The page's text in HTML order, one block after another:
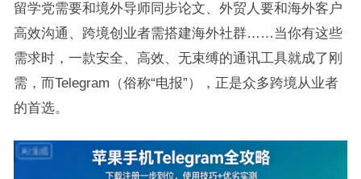
留学党需要和境外导师同步论文、外贸人要和海外客户
高效沟通、跨境创业者需搭建海外社群……当你有这些
需求时，一款安全、高效、无束缚的通讯工具就成了刚
需，而Telegram（俗称“电报”），正是众多跨境从业者
的首选。